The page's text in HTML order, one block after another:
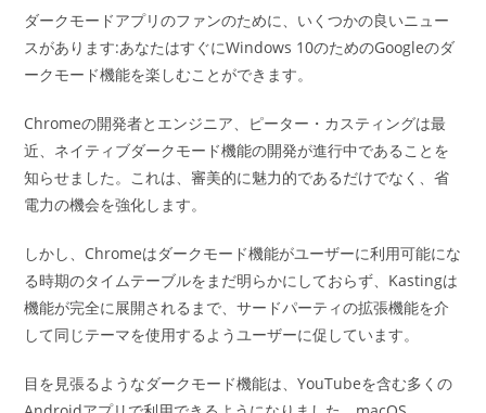
テ
ゴ
リ
ー:
ダークモードアプリのファンのために、いくつかの良いニュー
スがあります:あなたはすぐにWindows 10のためのGoogleのダ
ークモード機能を楽しむことができます。
Chromeの開発者とエンジニア、ピーター・カスティングは最
近、ネイティブダークモード機能の開発が進行中であることを
知らせました。これは、審美的に魅力的であるだけでなく、省
電力の機会を強化します。
しかし、Chromeはダークモード機能がユーザーに利用可能にな
る時期のタイムテーブルをまだ明らかにしておらず、Kastingは
機能が完全に展開されるまで、サードパーティの拡張機能を介
して同じテーマを使用するようユーザーに促しています。
目を見張るようなダークモード機能は、YouTubeを含む多くの